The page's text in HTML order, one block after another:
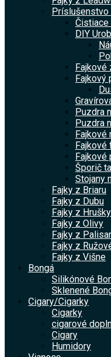
Príslušenstvo
DIY
Fajkové
Fajkový
Puzdra
Puzdra
Fajkové
Fajkové
Fajkové
Šporič
Stojany
Fajky z Briaru
Fajky z Dubu
Fajky z Hrušky
Fajky z Olivy
Fajky z
Fajky z
Fajky z Višne
Bongá
Silikónové
Sklenené
Cigary/Cigarky
Cigarky
cigarové
Cigary
Humidory